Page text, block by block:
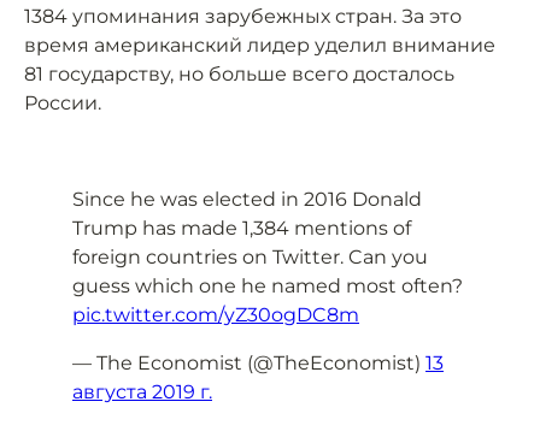
1384 упоминания зарубежных стран. За это
время американский лидер уделил внимание
81 государству, но больше всего досталось
России.
Since he was elected in 2016 Donald
Trump has made 1,384 mentions of
foreign countries on Twitter. Can you
guess which one he named most often?
pic.twitter.com/yZ30ogDC8m
— The Economist (@TheEconomist) 13
августа 2019 г.